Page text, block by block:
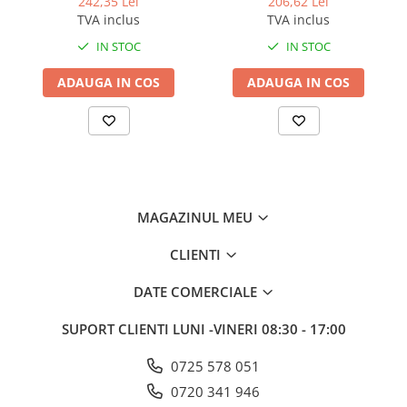
carbonizate din cuptoare si
TVA inclus
IN STOC
ADAUGA IN COS
carbonizate din cuptoare si
TVA inclus
IN STOC
ADAUGA IN COS
MAGAZINUL MEU
CLIENTI
DATE COMERCIALE
SUPORT CLIENTI LUNI -VINERI 08:30 - 17:00
0725 578 051
0720 341 946